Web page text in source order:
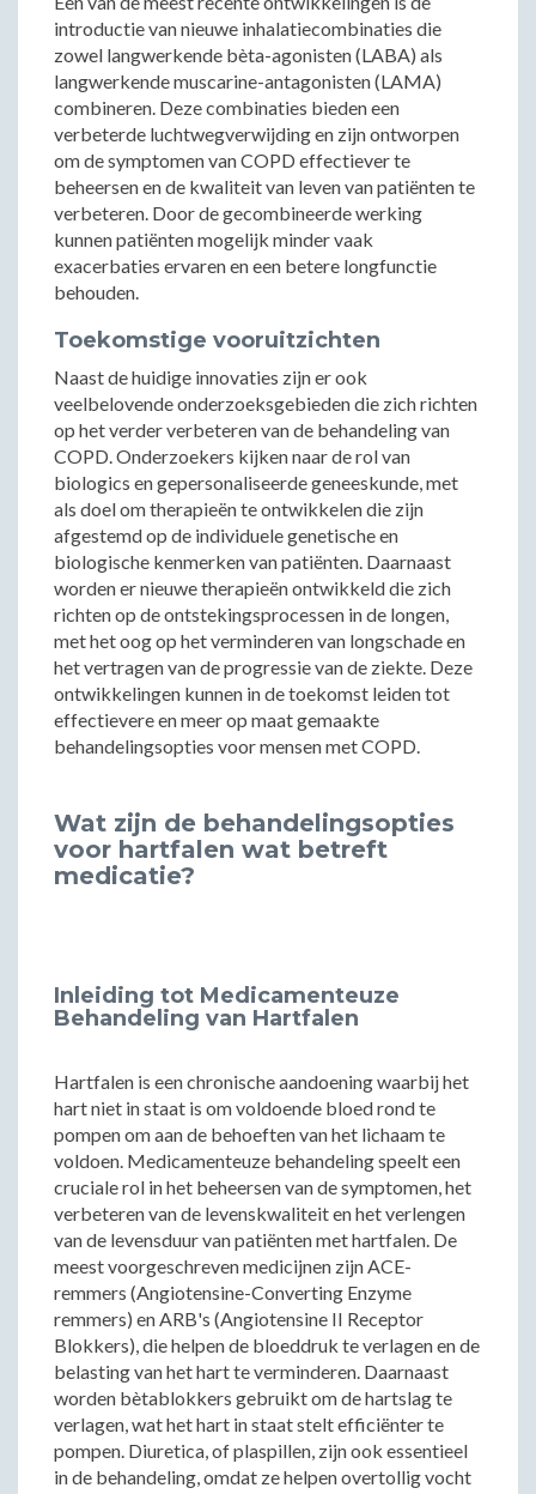
introductie van nieuwe inhalatiecombinaties die
zowel langwerkende bèta-agonisten (LABA) als
langwerkende muscarine-antagonisten (LAMA)
combineren. Deze combinaties bieden een
verbeterde luchtwegverwijding en zijn ontworpen
om de symptomen van COPD effectiever te
beheersen en de kwaliteit van leven van patiënten te
verbeteren. Door de gecombineerde werking
kunnen patiënten mogelijk minder vaak
exacerbaties ervaren en een betere longfunctie
behouden.
Toekomstige vooruitzichten
Naast de huidige innovaties zijn er ook
veelbelovende onderzoeksgebieden die zich richten
op het verder verbeteren van de behandeling van
COPD. Onderzoekers kijken naar de rol van
biologics en gepersonaliseerde geneeskunde, met
als doel om therapieën te ontwikkelen die zijn
afgestemd op de individuele genetische en
biologische kenmerken van patiënten. Daarnaast
worden er nieuwe therapieën ontwikkeld die zich
richten op de ontstekingsprocessen in de longen,
met het oog op het verminderen van longschade en
het vertragen van de progressie van de ziekte. Deze
ontwikkelingen kunnen in de toekomst leiden tot
effectievere en meer op maat gemaakte
behandelingsopties voor mensen met COPD.
Wat zijn de behandelingsopties
voor hartfalen wat betreft
medicatie?
Inleiding tot Medicamenteuze
Behandeling van Hartfalen
Hartfalen is een chronische aandoening waarbij het
hart niet in staat is om voldoende bloed rond te
pompen om aan de behoeften van het lichaam te
voldoen. Medicamenteuze behandeling speelt een
cruciale rol in het beheersen van de symptomen, het
verbeteren van de levenskwaliteit en het verlengen
van de levensduur van patiënten met hartfalen. De
meest voorgeschreven medicijnen zijn ACE-
remmers (Angiotensine-Converting Enzyme
remmers) en ARB's (Angiotensine II Receptor
Blokkers), die helpen de bloeddruk te verlagen en de
belasting van het hart te verminderen. Daarnaast
worden bètablokkers gebruikt om de hartslag te
verlagen, wat het hart in staat stelt efficiënter te
pompen. Diuretica, of plaspillen, zijn ook essentieel
in de behandeling, omdat ze helpen overtollig vocht